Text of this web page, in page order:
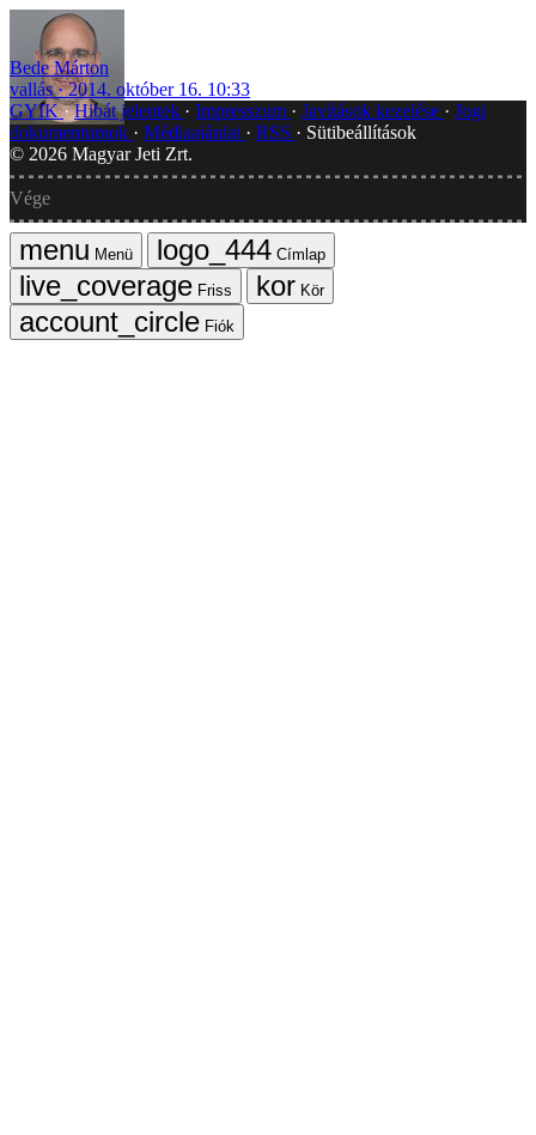
Bede Márton
vallás
2014. október 16. 10:33
GYIK Hibát jelentek Impresszum Javítások kezelése
Jogi
dokumentumok
Médiaajánlat RSS
Sütibeállítások
© 2026 Magyar Jeti Zrt.
Vége
Menü
Címlap
Friss
Kör
Fiók